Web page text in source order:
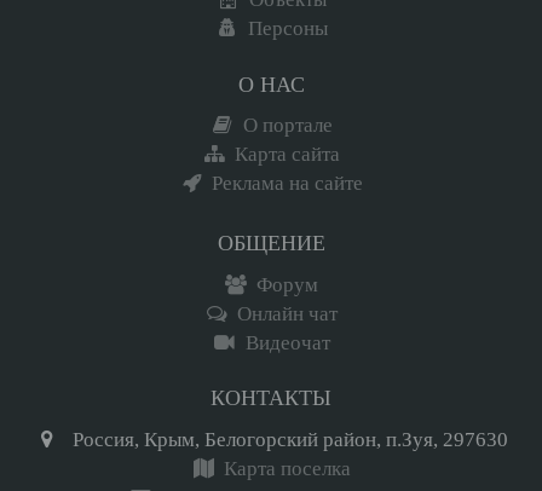
Персоны
О НАС
О портале
Карта сайта
Реклама на сайте
ОБЩЕНИЕ
Форум
Онлайн чат
Видеочат
КОНТАКТЫ
Россия, Крым, Белогорский район, п.Зуя, 297630
Карта поселка